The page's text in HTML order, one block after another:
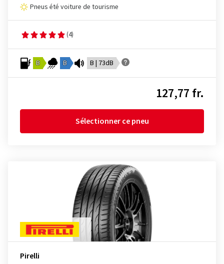
Pneus été voiture de tourisme
(4)
B B B | 73dB
127,77 fr.
Sélectionner ce pneu
Pirelli